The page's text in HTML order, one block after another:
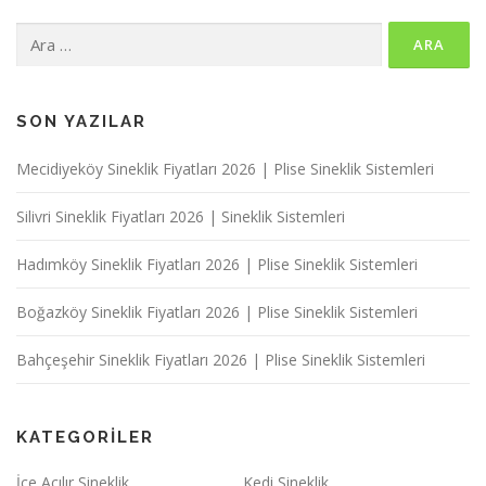
SON YAZILAR
Mecidiyeköy Sineklik Fiyatları 2026 | Plise Sineklik Sistemleri
Silivri Sineklik Fiyatları 2026 | Sineklik Sistemleri
Hadımköy Sineklik Fiyatları 2026 | Plise Sineklik Sistemleri
Boğazköy Sineklik Fiyatları 2026 | Plise Sineklik Sistemleri
Bahçeşehir Sineklik Fiyatları 2026 | Plise Sineklik Sistemleri
KATEGORILER